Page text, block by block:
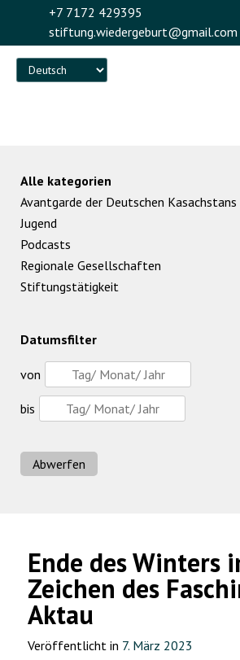
+7 7172 429395
stiftung.wiedergeburt@gmail.com
Language
Ende des Winters
Zeichen des
Aktau
Veröffentlicht in 7. März 2023
Alle kategorien
Avantgarde der Deutschen Kasachstans
Jugend
Podcasts
Regionale Gesellschaften
Stiftungstätigkeit
Datumsfilter
von
bis
Abwerfen